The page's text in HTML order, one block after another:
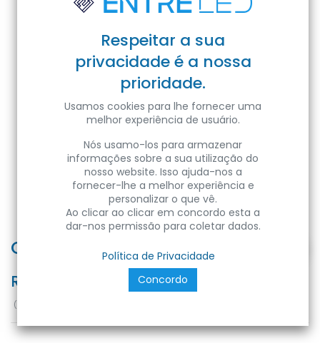
Comando remoto EASY RGBW RF
Ref: ECT-EASY-RGBW-REMOTE
(
Respeitar a sua
privacidade é a nossa
prioridade.
Usamos cookies para lhe fornecer uma
melhor experiência de usuário.
Nós usamo-los para armazenar
informações sobre a sua utilização do
nosso website. Isso ajuda-nos a
fornecer-lhe a melhor experiência e
personalizar o que vê.
Ao clicar ao clicar em concordo esta a
dar-nos permissão para coletar dados.
Política de Privacidade
Concordo